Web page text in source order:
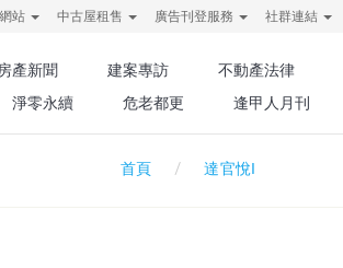
站 中古屋租售 廣告刊登服務 社群連結
房產新聞 建案專訪 不動產法律
淨零永續 危老都更 逢甲人月刊
首頁 達官悅I